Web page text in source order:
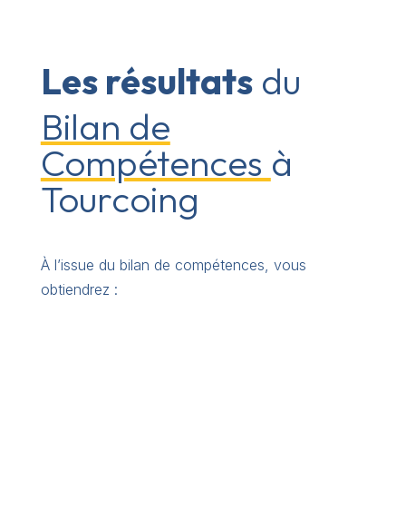
Les résultatsdu
Bilan de
Compétences à
Tourcoing
À l’issue du bilan de compétences, vous
obtiendrez :